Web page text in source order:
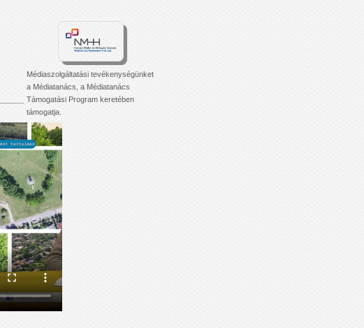
Médiaszolgáltatási tevékenységünket
a Médiatanács, a Médiatanács
Támogatási Program keretében
támogatja.